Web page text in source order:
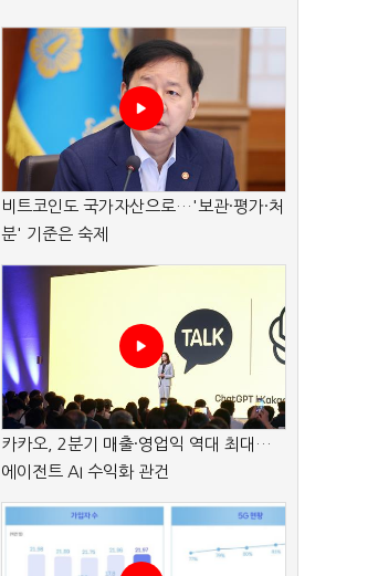
비트코인도 국가자산으로…'보관·평가·처
분' 기준은 숙제
카카오, 2분기 매출·영업익 역대 최대…
에이전트 AI 수익화 관건